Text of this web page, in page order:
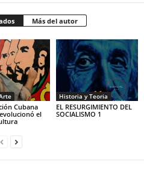
Más del autor
Cubana
el
Historia y Teoria
EL RESURGIMIENTO DEL
SOCIALISMO 1